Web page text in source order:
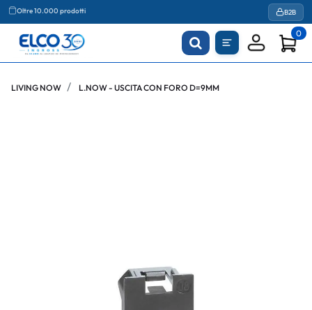
Agevolazioni fiscali B2B
0
LIVING NOW L.NOW - USCITA CON FORO D=9MM